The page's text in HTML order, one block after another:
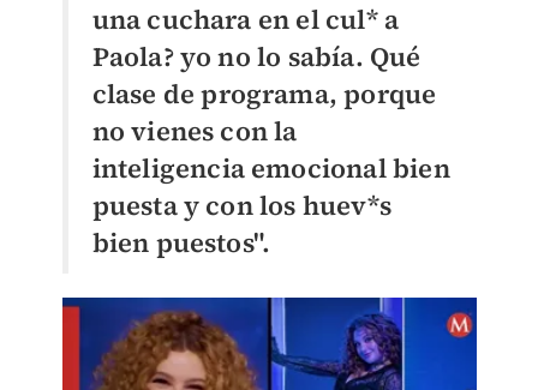
una cuchara en el cul* a
Paola? yo no lo sabía. Qué
clase de programa, porque
no vienes con la
inteligencia emocional bien
puesta y con los huev*s
bien puestos".